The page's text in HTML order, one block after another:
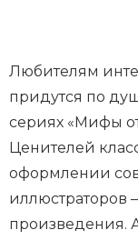
Любителям
придутся по
сериях «Мифы
Ценителей
оформлении
произведения.